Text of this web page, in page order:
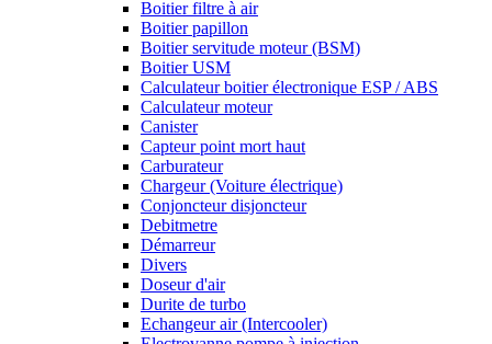
Boitier filtre à air
Boitier papillon
Boitier servitude moteur (BSM)
Boitier USM
Calculateur boitier électronique ESP / ABS
Calculateur moteur
Canister
Capteur point mort haut
Carburateur
Chargeur (Voiture électrique)
Conjoncteur disjoncteur
Debitmetre
Démarreur
Divers
Doseur d'air
Durite de turbo
Echangeur air (Intercooler)